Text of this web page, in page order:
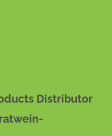
Distributor